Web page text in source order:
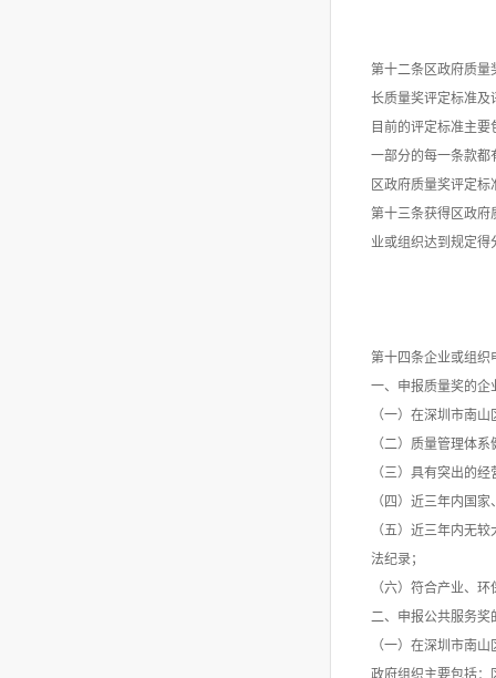
第十二条区政府质量
长质量奖评定标准及
目前的评定标准主
一部分的每一条款都
区政府质量奖评定
第十三条获得区政府
业或组织达到规定得
第十四条企业或组织
一、申报质量奖的企
（一）在深圳市南
（二）质量管理体
（三）具有突出的
（四）近三年内国
（五）近三年内无
法纪录；
（六）符合产业、
二、申报公共服务奖
（一）在深圳市南
政府组织主要包括：